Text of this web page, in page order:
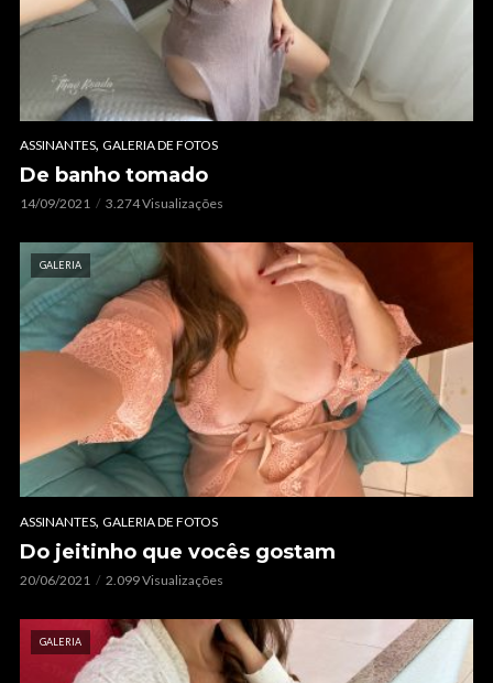
ASSINANTES, GALERIA DE FOTOS
De banho tomado
14/09/2021 3.274 Visualizações
GALERIA
ASSINANTES, GALERIA DE FOTOS
Do jeitinho que vocês gostam
20/06/2021 2.099 Visualizações
GALERIA